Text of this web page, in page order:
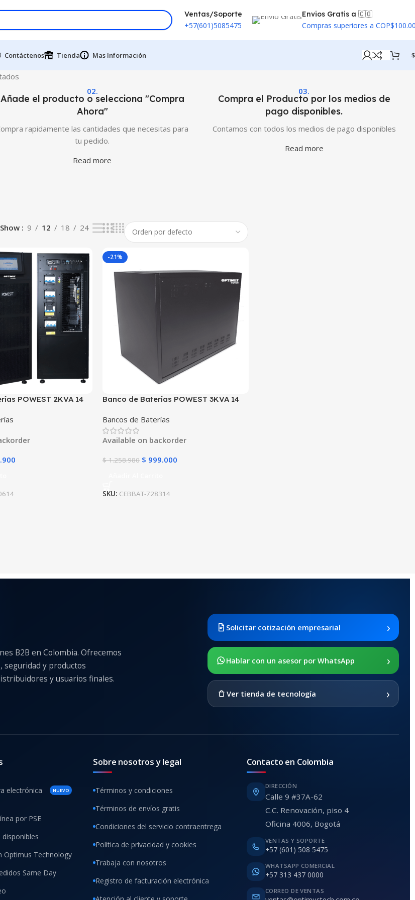
Ventas/Soporte
+57(601)5085475
Envios Gratis a 🇨🇴
Compras superiores a
Contáctenos Tienda Mas Información $
02.
Añade el producto o selecciona "Compra
Ahora"
rapidamente las cantidades que necesitas para
tu pedido.
Read more
03.
Compra el Producto por los medios de
pago disponibles.
Contamos con todos los medios de pago disponibles
Read more
Show 9 12 18 24
POWEST 2KVA 14
-21%
Banco de Baterías POWEST 3KVA 14
Bancos de Baterías
Available on backorder
$1.258.980 $ 999.000
SKU: CEBBAT-728314
B2B en Colombia. Ofrecemos
seguridad y productos
y usuarios finales.
Solicitar cotización empresarial ›
Hablar con un asesor por WhatsApp ›
Ver tienda de tecnología ›
electrónica
NUEVO
por PSE
Optimus Technology
Same Day
Sobre nosotros y legal
Términos y condiciones
Términos de envíos gratis
Condiciones del servicio contraentrega
Política de privacidad y cookies
Trabaja con nosotros
Registro de facturación electrónica
Contacto en Colombia
DIRECCIÓN
Calle 9 #37A-62
C.C. Renovación, piso 4
Oficina 4006, Bogotá
VENTAS Y SOPORTE
+57 (601) 508 5475
WHATSAPP COMERCIAL
+57 313 437 0000
CORREO DE VENTAS